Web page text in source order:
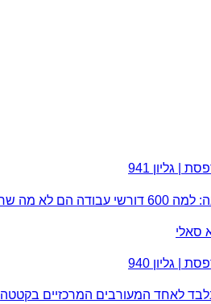
גליון 941
שחשבתם?
סאלי
גליון 940
לאחד המעורבים המרכזיים בקטטה